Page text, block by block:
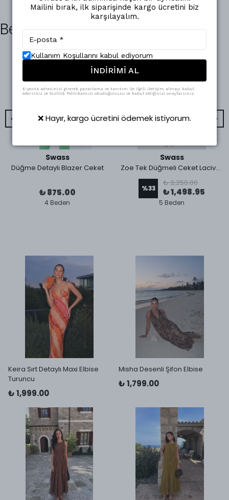
Benzer Ürünler
Swass
Düğme Detaylı Blazer Ceket
₺ 875.00
4 Beden
Swass
Zoe Tek Düğmeli Ceket Lacivert
%33
₺ 2,250.00
₺ 1,498.95
5 Beden
Keira Sırt Detaylı Maxi Elbise
Turuncu
₺ 1,999.00
Misha Desenli Şifon Elbise
₺ 1,799.00
Mailini bırak, ilk siparişinde kargo ücretini biz
karşılayalım.
Kullanım Koşullarını kabul ediyorum
İNDİRİMİ AL
E-posta adresinizi girerek pazarlama ve tanıtım ile ilgili iletişim almayı kabul
edersiniz ve Gizlilik Politikamızı okuduğunuzu ve kabul ettiğinizi onaylarsınız.
❌ Hayır, kargo ücretini ödemek istiyorum.